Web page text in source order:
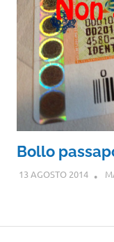
Bollo
13 AGOSTO 2014